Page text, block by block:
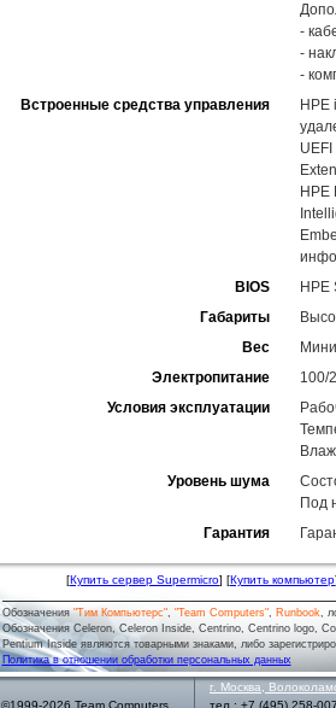
-
-
-
Встроенные средства управления
HPE
HPE
BIOS
HPE
Габариты
Вес
Электропитание
100/
Условия эксплуатации
Уровень шума
Под
Гарантия
[Купить сервер Supermicro] [Купить компьютер
Обозначения"Тим Компьютерс", "Team Computers", Runbook,
Обозначения Celeron, Celeron Inside, Centrino, Centrino logo,
Pentium Inside являются товарными знаками, либо
Политика в отношении обработки персональных данных
©1999-2026 Team Computers
г. Москва
тел.: +7 (495) 258-